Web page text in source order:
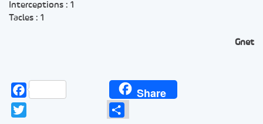
Interceptions : 1
Tacles : 1
Gnet
Facebook Share
Partager